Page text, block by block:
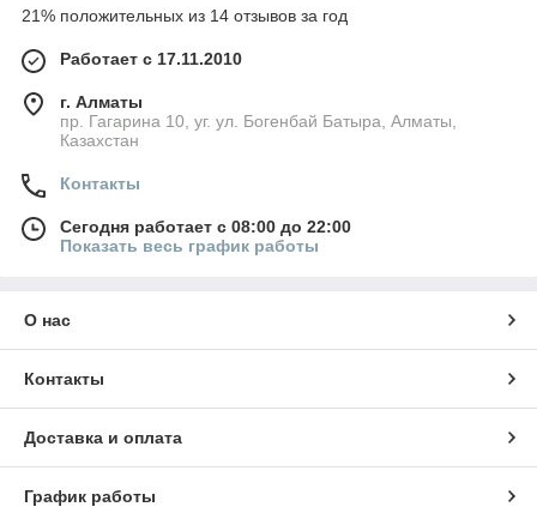
21% положительных из 14 отзывов за год
Работает с 17.11.2010
г. Алматы
пр. Гагарина 10, уг. ул. Богенбай Батыра, Алматы,
Казахстан
Контакты
Сегодня работает с 08:00 до 22:00
Показать весь график работы
О нас
Контакты
Доставка и оплата
График работы